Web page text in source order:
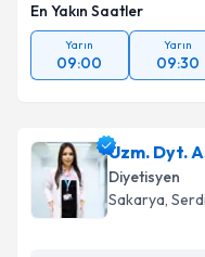
En Yakın Saatler
Yarın
09:00
Yarın
09:30
Uzm. Dyt.
Diyetisyen
Sakarya,